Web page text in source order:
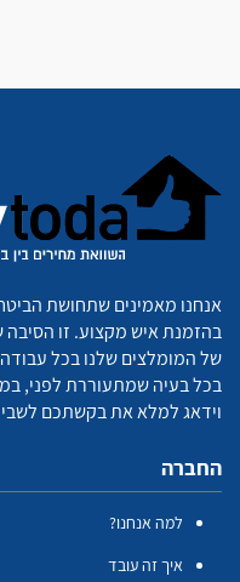
אנחנו מאמינים שתחושת
בהזמנת איש מקצוע. זו
של המומלצים שלנו בכל
בכל בעיה שמתעוררת לפני,
וידאג למלא את בקשתכם
החברה
למה אנחנו?
איך זה עובד